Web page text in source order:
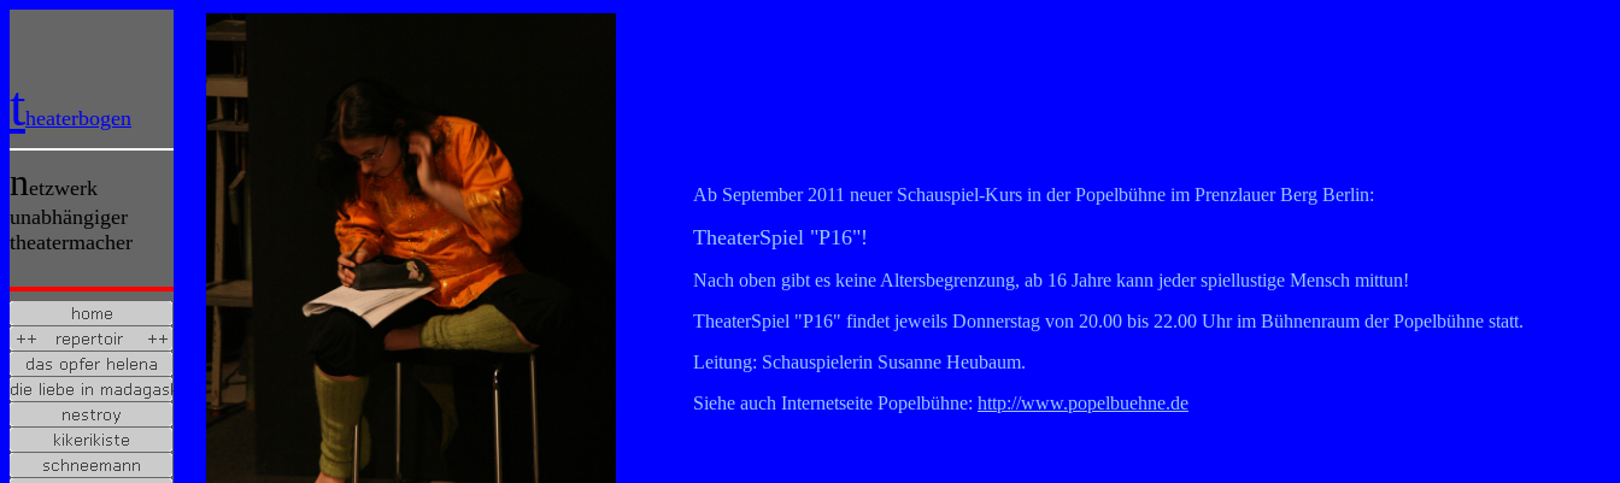
theaterbogen
netzwerk
unabhängiger
theatermacher
Ab September 2011 neuer Schauspiel-Kurs in der Popelbühne im Prenzlauer Berg Berlin:
TheaterSpiel "P16"!
Nach oben gibt es keine Altersbegrenzung, ab 16 Jahre kann jeder spiellustige Mensch mittun!
TheaterSpiel "P16" findet jeweils Donnerstag von 20.00 bis 22.00 Uhr im Bühnenraum der Popelbühne statt.
Leitung: Schauspielerin Susanne Heubaum.
Siehe auch Internetseite Popelbühne: http://www.popelbuehne.de